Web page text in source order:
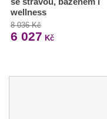
wellness
8 036 Kč
6 027 Kč